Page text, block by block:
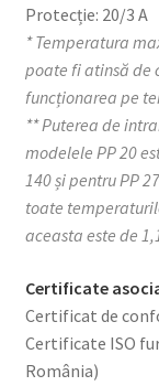
Protecție: 20/3 A
* Temperatura
poate fi atinsă de
funcționarea pe
** Puterea de
modelele PP 20
140 și pentru PP
toate
aceasta este de
Certificate
Certificat de
Certificate ISO
România)